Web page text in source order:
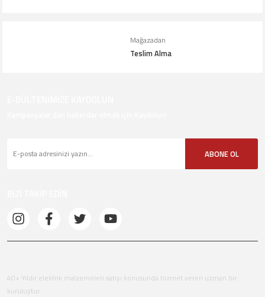
Mağazadan
Teslim Alma
ABONE OL
40+ Yıldır elektrik malzemeleri satışı konusunda hizmet veren uzman bir
kuruluştur.